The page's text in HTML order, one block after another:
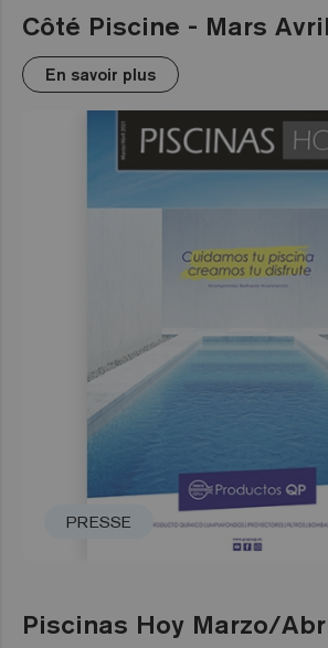
Côté Piscine - Mars
En savoir plus
PRESSE
Piscinas Hoy Marzo/